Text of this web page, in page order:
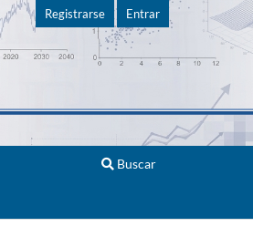
Buscar
Registrarse Entrar